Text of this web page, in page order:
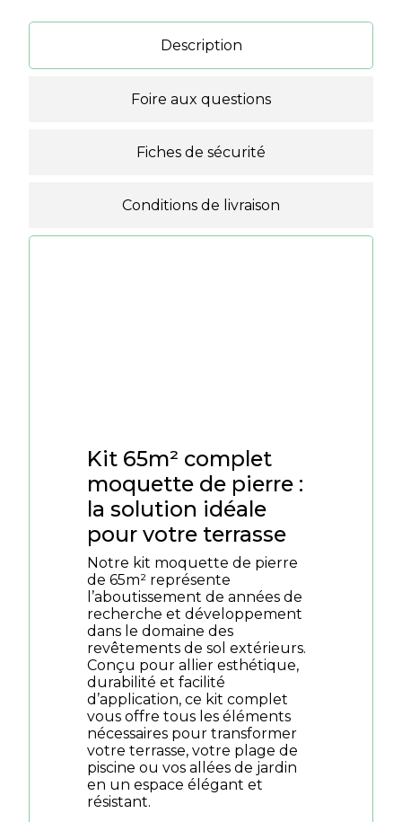
Description
Foire aux questions
Fiches de sécurité
Conditions de livraison
Kit 65m² complet
moquette de pierre :
la solution idéale
pour votre terrasse
Notre kit moquette de pierre
de 65m² représente
l’aboutissement de années de
recherche et développement
dans le domaine des
revêtements de sol extérieurs.
Conçu pour allier esthétique,
durabilité et facilité
d’application, ce kit complet
vous offre tous les éléments
nécessaires pour transformer
votre terrasse, votre plage de
piscine ou vos allées de jardin
en un espace élégant et
résistant.